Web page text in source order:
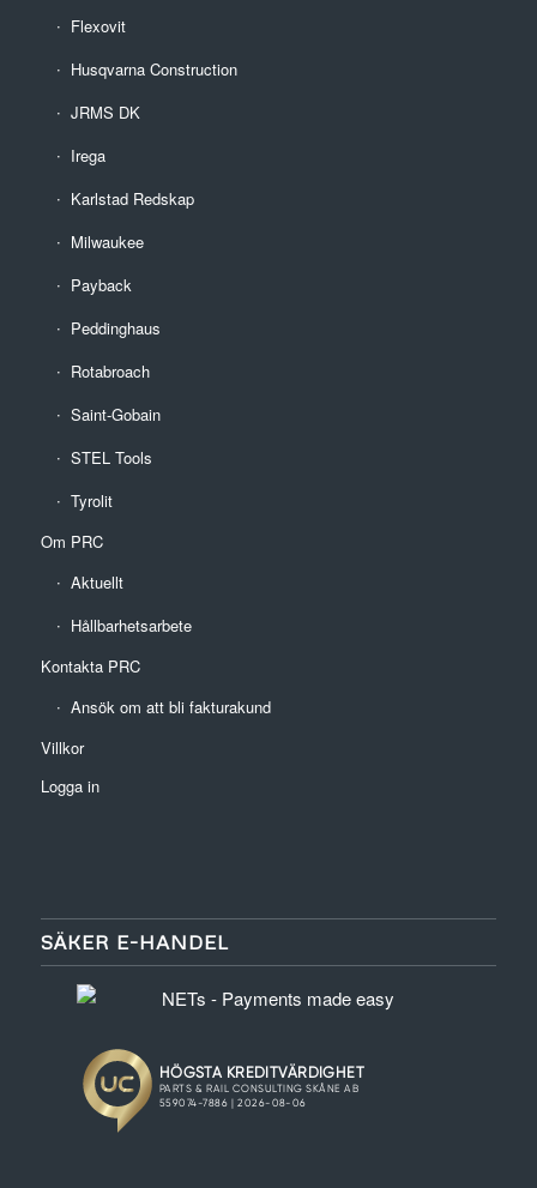
Flexovit
Husqvarna Construction
JRMS DK
Irega
Karlstad Redskap
Milwaukee
Payback
Peddinghaus
Rotabroach
Saint-Gobain
STEL Tools
Tyrolit
Om PRC
Aktuellt
Hållbarhetsarbete
Kontakta PRC
Ansök om att bli fakturakund
Villkor
Logga in
SÄKER E-HANDEL